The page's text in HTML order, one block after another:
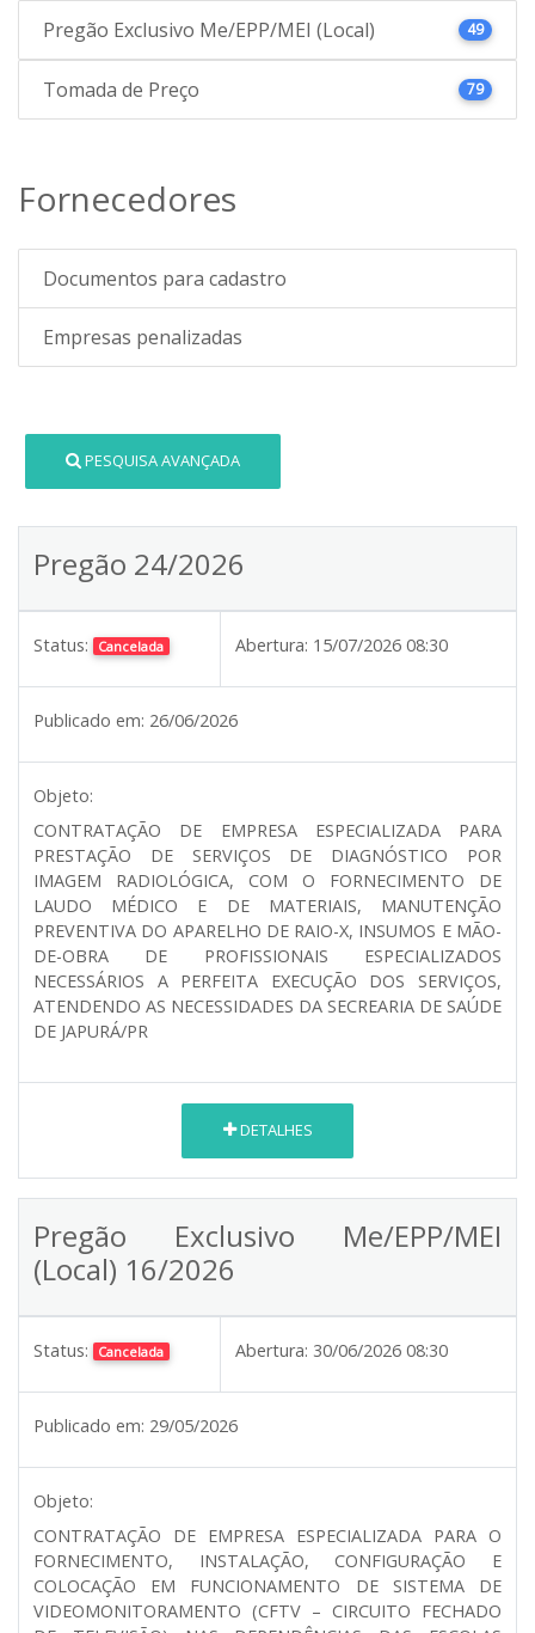
Pregão Exclusivo Me/EPP/MEI (Local) 49
Tomada de Preço 79
Fornecedores
Documentos para cadastro
Empresas penalizadas
PESQUISA AVANÇADA
Pregão 24/2026
Status: Cancelada Abertura: 15/07/2026 08:30
Publicado em: 26/06/2026
Objeto:
CONTRATAÇÃO DE EMPRESA ESPECIALIZADA PARA
PRESTAÇÃO DE SERVIÇOS DE DIAGNÓSTICO POR
IMAGEM RADIOLÓGICA, COM O FORNECIMENTO DE
LAUDO MÉDICO E DE MATERIAIS, MANUTENÇÃO
PREVENTIVA DO APARELHO DE RAIO-X, INSUMOS E MÃO-
DE-OBRA DE PROFISSIONAIS ESPECIALIZADOS
NECESSÁRIOS A PERFEITA EXECUÇÃO DOS SERVIÇOS,
ATENDENDO AS NECESSIDADES DA SECREARIA DE SAÚDE
DE JAPURÁ/PR
DETALHES
Pregão Exclusivo Me/EPP/MEI
(Local) 16/2026
Status: Cancelada Abertura: 30/06/2026 08:30
Publicado em: 29/05/2026
Objeto:
CONTRATAÇÃO DE EMPRESA ESPECIALIZADA PARA O
FORNECIMENTO, INSTALAÇÃO, CONFIGURAÇÃO E
COLOCAÇÃO EM FUNCIONAMENTO DE SISTEMA DE
VIDEOMONITORAMENTO (CFTV – CIRCUITO FECHADO